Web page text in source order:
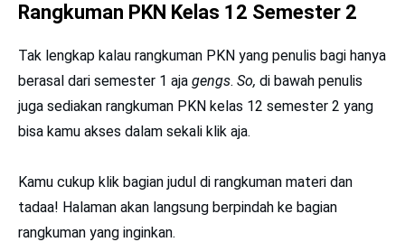
Rangkuman PKN Kelas 12 Semester 2
Tak lengkap kalau rangkuman PKN yang penulis bagi hanya
berasal dari semester 1 aja gengs. So, di bawah penulis
juga sediakan rangkuman PKN kelas 12 semester 2 yang
bisa kamu akses dalam sekali klik aja.
Kamu cukup klik bagian judul di rangkuman materi dan
tadaa! Halaman akan langsung berpindah ke bagian
rangkuman yang inginkan.